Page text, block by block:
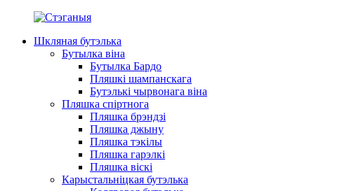
Шкляная бутэлька
Бутылка віна
Бутылка Бардо
Пляшкі шампанскага
Бутэлькі чырвонага віна
Пляшка спіртнога
Пляшка брэндзі
Пляшка джыну
Пляшка тэкілы
Пляшка гарэлкі
Пляшка віскі
Карыстальніцкая бутэлька